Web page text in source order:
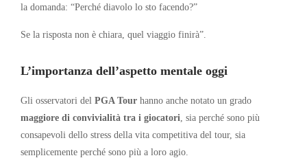
la domanda: “Perché diavolo lo sto facendo?”
Se la risposta non è chiara, quel viaggio finirà”.
L’importanza dell’aspetto mentale oggi
Gli osservatori del PGA Tour hanno anche notato un grado
maggiore di convivialità tra i giocatori , sia perché sono più
consapevoli dello stress della vita competitiva del tour, sia
semplicemente perché sono più a loro agio.